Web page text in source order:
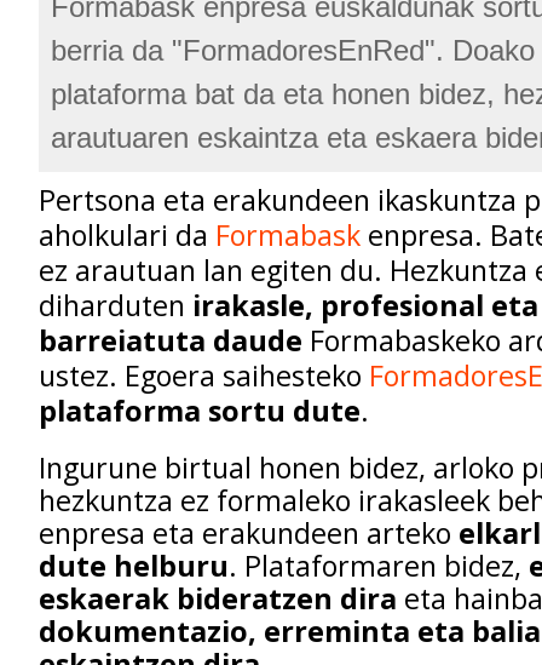
Formabask enpresa euskaldunak
berria da "FormadoresEnRed". Doako
plataforma bat da eta honen bidez,
arautuaren eskaintza eta eskaera
Pertsona eta erakundeen ikaskuntza
aholkulari da Formabask enpresa.
ez arautuan lan egiten du. Hezkuntza
diharduten irakasle, profesional
barreiatuta daude Formabaskeko
ustez. Egoera saihesteko
plataforma sortu dute.
Ingurune birtual honen bidez, arloko
hezkuntza ez formaleko irakasleek
enpresa eta erakundeen arteko
dute helburu. Plataformaren bidez,
eskaerak bideratzen dira eta
dokumentazio, erreminta eta